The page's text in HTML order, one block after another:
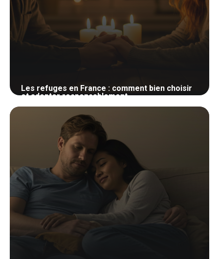
Les refuges en France : comment bien choisir
et adopter responsablement